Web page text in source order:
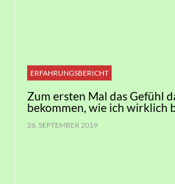
ERFAHRUNGSBERICHT
Zum ersten Mal das Gefühl
bekommen, wie ich wirklich
26. SEPTEMBER 2019